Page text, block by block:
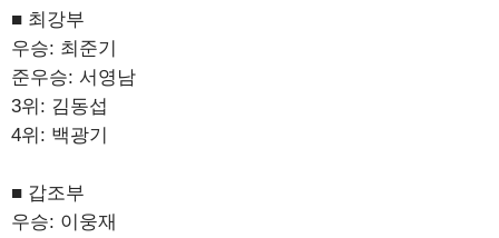
■ 최강부
우승: 최준기
준우승: 서영남
3위: 김동섭
4위: 백광기
■ 갑조부
우승: 이웅재